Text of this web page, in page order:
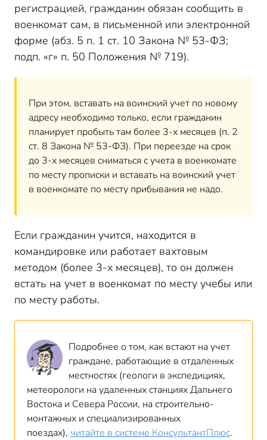
регистрацией, гражданин обязан сообщить в
военкомат сам, в письменной или электронной
форме (абз. 5 п. 1 ст. 10 Закона № 53-ФЗ;
подп. «г» п. 50 Положения № 719).
При этом, вставать на воинский учет по новому
адресу необходимо только, если гражданин
планирует пробыть там более 3-х месяцев (п. 2
ст. 8 Закона № 53-ФЗ). При переезде на срок
до 3-х месяцев сниматься с учета в военкомате
по месту прописки и вставать на воинский учет
в военкомате по месту прибывания не надо.
Если гражданин учится, находится в
командировке или работает вахтовым
методом (более 3-х месяцев), то он должен
встать на учет в военкомат по месту учебы или
по месту работы.
Подробнее о том, как встают на учет
граждане, работающие в отдаленных
местностях (геологи в экспедициях,
метеорологи на удаленных станциях Дальнего
Востока и Севера России, на строительно-
монтажных и специализированных
поездах), читайте в системе КонсультантПлюс.